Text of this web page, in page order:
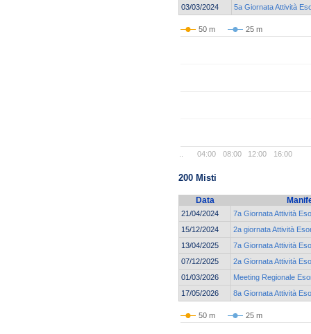
03/03/2024 5a Giornata Attività
50 m 25 m
04:00 08:00 12:00 16:00
200 Misti
Data
21/04/2024
7a Giornata Attività
15/12/2024
2a giornata Attività
13/04/2025
7a Giornata Attività
07/12/2025
2a Giornata Attività
01/03/2026
Meeting Regionale
17/05/2026
8a Giornata Attività
50 m 25 m